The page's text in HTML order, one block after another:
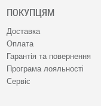
ПОКУПЦЯМ
Доставка
Оплата
Гарантія та повернення
Програма лояльності
Сервіс